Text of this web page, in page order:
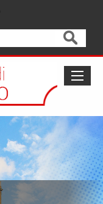
Cerca